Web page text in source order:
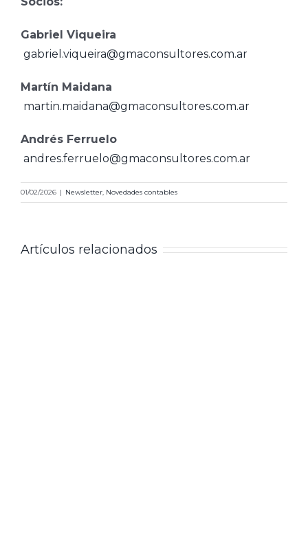
Gabriel Viqueira
gabriel.viqueira@gmaconsultores.com.ar
Martín Maidana
martin.maidana@gmaconsultores.com.ar
Andrés Ferruelo
andres.ferruelo@gmaconsultores.com.ar
01/02/2026 | Newsletter Novedades contables
Artículos relacionados